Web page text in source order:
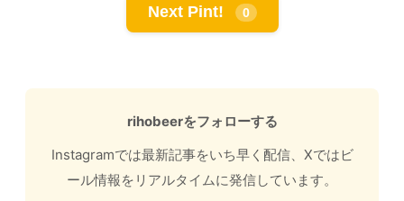
Next Pint! 0
rihobeerをフォローする
Instagramでは最新記事をいち早く配信、Xではビ
ール情報をリアルタイムに発信しています。